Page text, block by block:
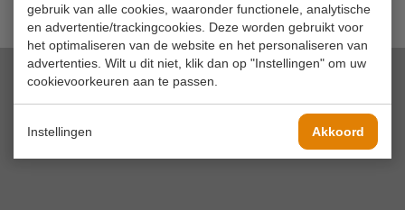
gebruik van alle cookies, waaronder functionele, analytische
en advertentie/trackingcookies. Deze worden gebruikt voor
het optimaliseren van de website en het personaliseren van
advertenties. Wilt u dit niet, klik dan op "Instellingen" om uw
cookievoorkeuren aan te passen.
Instellingen Akkoord